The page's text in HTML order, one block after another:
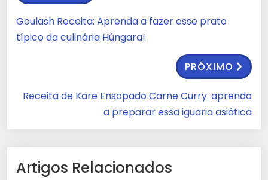
Goulash Receita: Aprenda a fazer esse prato
típico da culinária Húngara!
PRÓXIMO
Receita de Kare Ensopado Carne Curry: aprenda
a preparar essa iguaria asiática
Artigos Relacionados